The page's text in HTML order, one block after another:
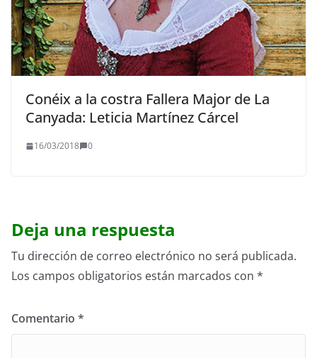
Conéix a la costra Fallera Major de La
Canyada: Leticia Martínez Cárcel
16/03/2018 0
Deja una respuesta
Tu dirección de correo electrónico no será publicada.
Los campos obligatorios están marcados con *
Comentario *